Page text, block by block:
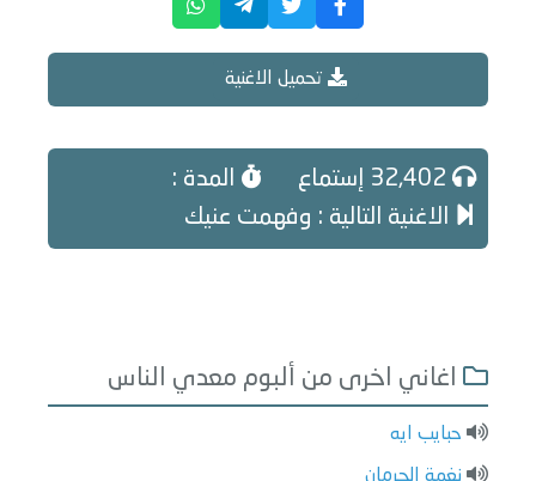
تحميل الاغنية
المدة :
الاغنية التالية : وفهمت عنيك
اغاني اخرى من ألبوم معدي الناس
حبايب ايه
نغمة الحرمان